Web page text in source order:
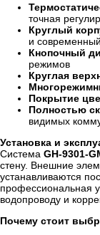
точная
Круглый
и
Кнопочный
режимов
Круглая
Покрытие
Полностью
видимых
Установка и
Система GH-9301-
стену. Внешние
устанавливаются
профессиональная
водопроводу и
Почему стоит